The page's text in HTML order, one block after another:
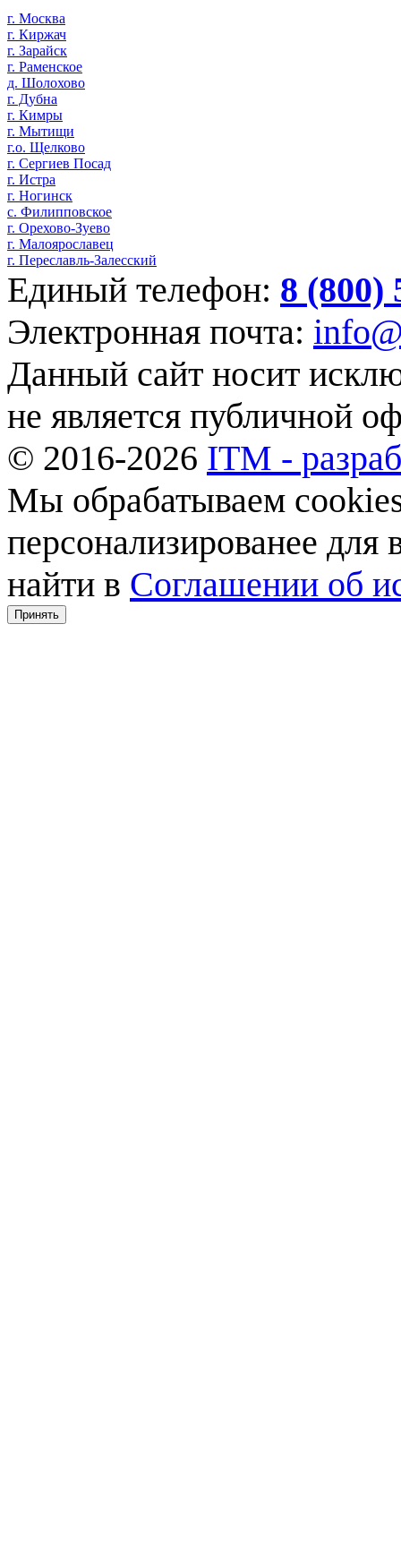
г. Москва
г. Киржач
г. Зарайск
г. Раменское
д. Шолохово
г. Дубна
г. Кимры
г. Мытищи
г.о. Щелково
г. Сергиев Посад
г. Истра
г. Ногинск
с. Филипповское
г. Орехово-Зуево
г. Малоярославец
г. Переславль-Залесский
Единый телефон: 8 (800)
Электронная почта:
Данный сайт носит
не является публичной
© 2016-2026 ITM -
Мы обрабатываем
персонализированее
найти в Соглашении об
Принять